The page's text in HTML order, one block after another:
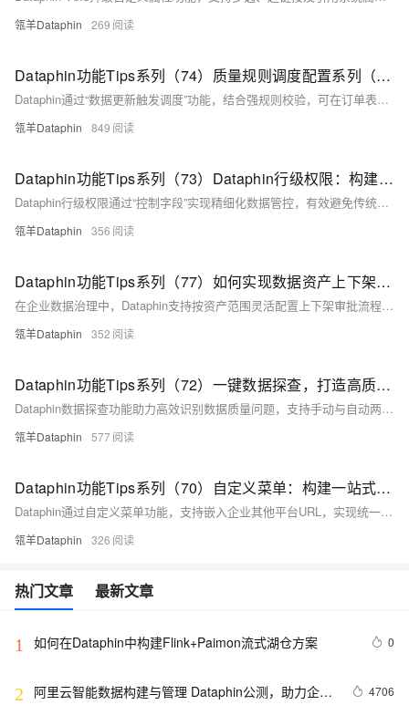
瓴羊Dataphin 269
Dataphin功能Tips系列（74）质量规则调度配置系列（1）-数据更新触发调度
Dataphin通过“数据更新触发调度”功能，结合强规则校验，可在订单表数据更新时自动触发质量检查，异常时阻断下游任务，有效防止脏数据扩散，保障关键业务链路的数据准确性与稳定性。
瓴羊Dataphin 849
Dataphin功能Tips系列（73）Dataphin行级权限：构建灵活高效的权限管理体系
Dataphin行级权限通过“控制字段”实现精细化数据管控，有效避免传统字段权限过度开放带来的安全风险，提升权限管理效率与灵活性，满足复杂场景下的数据安全需求。
瓴羊Dataphin 356
Dataphin功能Tips系列（77）如何实现数据资产上下架的精准管控与高效流转
在企业数据治理中，Dataphin支持按资产范围灵活配置上下架审批流程。通过标签、项目等条件圈选资产，绑定自定义审批模板，实现核心资产精细管控与大规模资产高效流转的平衡，提升数据运营效率。
瓴羊Dataphin 352
Dataphin功能Tips系列（72）一键数据探查，打造高质量数据开发、分析流程
Dataphin数据探查功能助力高效识别数据质量问题，支持手动与自动两种探查模式。通过一键生成质量报告，快速检测空值、异常值、重复值等问题，全面掌握数据分布与健康状况，提升数据准备与分析准确性。
瓴羊Dataphin 577
Dataphin功能Tips系列（70）自定义菜单：构建一站式数据管理平台
Dataphin通过自定义菜单功能，支持嵌入企业其他平台URL，实现统一的数据开发与管理平台，提升团队协作效率。
瓴羊Dataphin 326
热门文章 最新文章
1 如何在Dataphin中构建Flink+Paimon流式湖仓方案 0
2
阿里云智能数据构建与管理 Dataphin公测，助力企业
4706